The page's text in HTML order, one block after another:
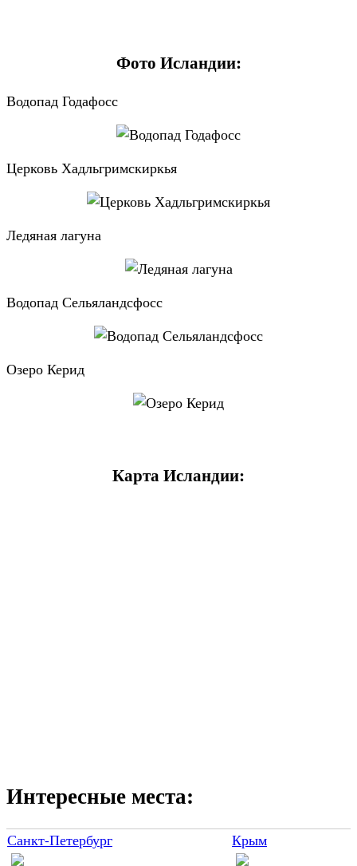
Фото Исландии:
Водопад Годафосс
Церковь Хадльгримскиркья
Ледяная лагуна
Водопад Сельяландсфосс
Озеро Керид
Карта Исландии:
Интересные места:
Санкт-Петербург Крым